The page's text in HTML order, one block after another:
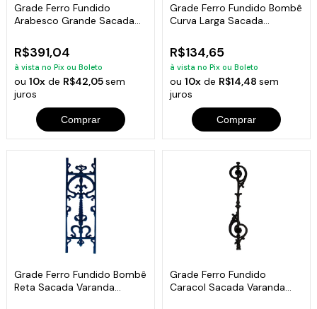
Grade Ferro Fundido
Arabesco Grande Sacada
R$391,04
à vista no Pix ou Boleto
ou10x de R$42,05sem
juros
Comprar
Grade Ferro Fundido Bombê
Curva Larga Sacada
R$134,65
à vista no Pix ou Boleto
ou 10xde R$14,48 sem
juros
Comprar
Grade Ferro Fundido Bombê
Reta Sacada Varanda
Grade Ferro Fundido
Caracol Sacada Varanda